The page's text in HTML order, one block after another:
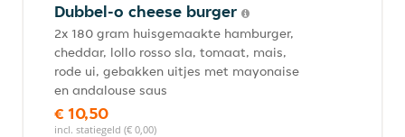
Dubbel-o cheese burger
2x 180 gram huisgemaakte hamburger,
cheddar, lollo rosso sla, tomaat, mais,
rode ui, gebakken uitjes met mayonaise
en andalouse saus
€ 10,50
incl. statiegeld (€ 0,00)